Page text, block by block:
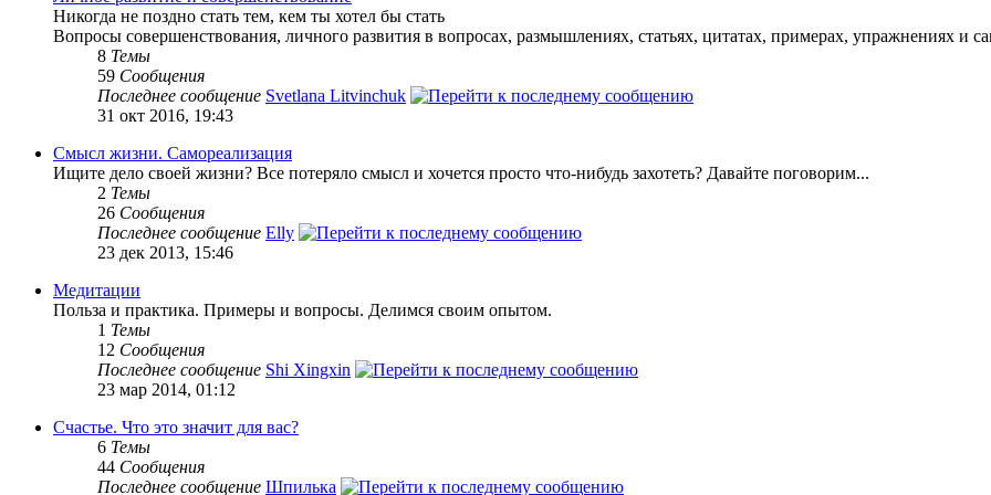
Никогда не поздно стать тем, кем ты хотел бы стать
Вопросы совершенствования, личного развития в вопросах, размышлениях, статьях, цитатах, примерах, упражнениях и
8 Темы
59 Сообщения
Последнее сообщение Svetlana Litvinchuk
31 окт 2016, 19:43
Смысл жизни. Самореализация
Ищите дело своей жизни? Все потеряло смысл и хочется просто что-нибудь захотеть? Давайте поговорим...
2 Темы
26 Сообщения
Последнее сообщение Elly
23 дек 2013, 15:46
Медитации
Польза и практика. Примеры и вопросы. Делимся своим опытом.
1 Темы
12 Сообщения
Последнее сообщение Shi Xingxin
23 мар 2014, 01:12
Счастье. Что это значит для вас?
6 Темы
44 Сообщения
Последнее сообщение Шпилька